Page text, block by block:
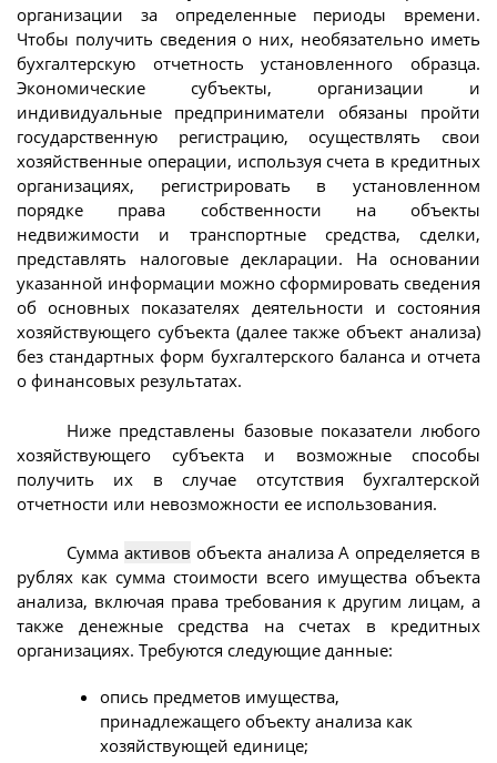
организации за определенные периоды времени.
Чтобы получить сведения о них, необязательно иметь
бухгалтерскую отчетность установленного образца.
Экономические субъекты, организации и
индивидуальные предприниматели обязаны пройти
государственную регистрацию, осуществлять свои
хозяйственные операции, используя счета в кредитных
организациях, регистрировать в установленном
порядке права собственности на объекты
недвижимости и транспортные средства, сделки,
представлять налоговые декларации. На основании
указанной информации можно сформировать сведения
об основных показателях деятельности и состояния
хозяйствующего субъекта (далее также объект анализа)
без стандартных форм бухгалтерского баланса и отчета
о финансовых результатах.
Ниже представлены базовые показатели любого
хозяйствующего субъекта и возможные способы
получить их в случае отсутствия бухгалтерской
отчетности или невозможности ее использования.
Сумма активов объекта анализа A определяется в
рублях как сумма стоимости всего имущества объекта
анализа, включая права требования к другим лицам, а
также денежные средства на счетах в кредитных
организациях. Требуются следующие данные:
опись предметов имущества,
принадлежащего объекту анализа как
хозяйствующей единице;